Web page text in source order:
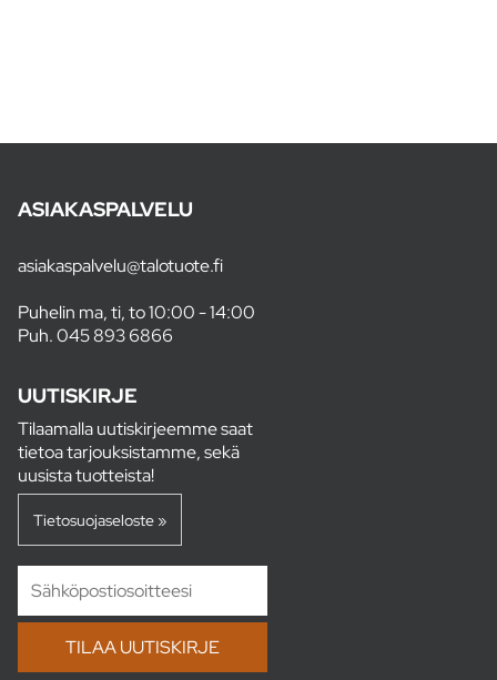
ASIAKASPALVELU
asiakaspalvelu@talotuote.fi
Puhelin ma, ti, to 10:00 - 14:00
Puh.045 893 6866
UUTISKIRJE
Tilaamalla uutiskirjeemme saat
tietoa tarjouksistamme, sekä
uusista tuotteista!
Tietosuojaseloste »